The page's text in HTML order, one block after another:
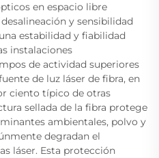
en espacio libre
y sensibilidad
estabilidad y fiabilidad
instalaciones
de actividad superiores
de luz láser de fibra, en
ciento típico de otras
sellada de la fibra protege
ambientales, polvo y
degradan el
láser. Esta protección